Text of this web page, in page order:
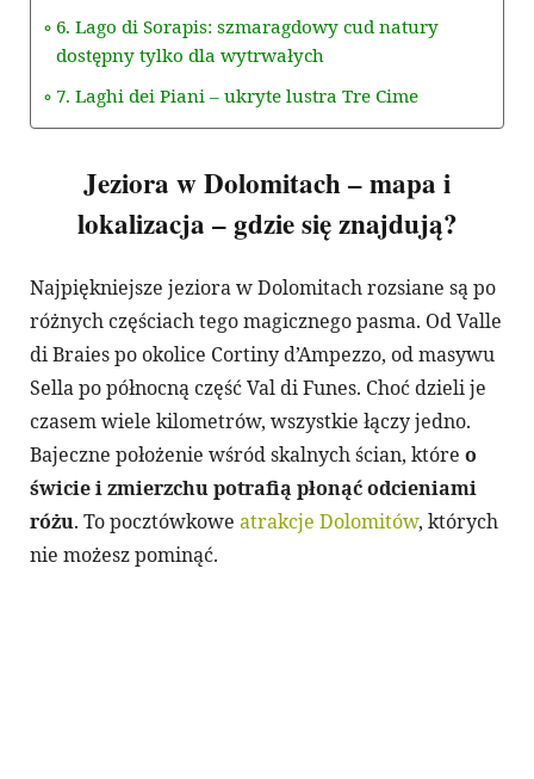
6. Lago di Sorapis: szmaragdowy cud natury
dostępny tylko dla wytrwałych
7. Laghi dei Piani – ukryte lustra Tre Cime​
Jeziora w Dolomitach – mapa i
lokalizacja – gdzie się znajdują?
Najpiękniejsze jeziora w Dolomitach rozsiane są po
różnych częściach tego magicznego pasma. Od Valle
di Braies po okolice Cortiny d’Ampezzo, od masywu
Sella po północną część Val di Funes. Choć dzieli je
czasem wiele kilometrów, wszystkie łączy jedno.
Bajeczne położenie wśród skalnych ścian, które o
świcie i zmierzchu potrafią płonąć odcieniami
różu. To pocztówkowe atrakcje Dolomitów, których
nie możesz pominąć.